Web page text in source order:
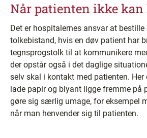
Når patienten ikke kan
Det er hospitalernes ansvar at bestille
tolkebistand, hvis en døv patient har
tegnsprogstolk til at kommunikere
der opstår også i det daglige
selv skal i kontakt med patienten. Her
lade papir og blyant ligge fremme på
gøre sig særlig umage, for eksempel
når man henvender sig til patienten.